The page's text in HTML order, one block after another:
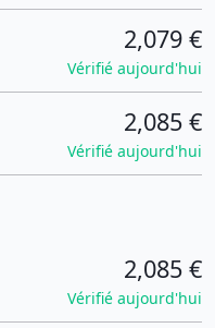
2,079 €
Vérifié aujourd'hui
2,085 €
Vérifié aujourd'hui
2,085 €
Vérifié aujourd'hui